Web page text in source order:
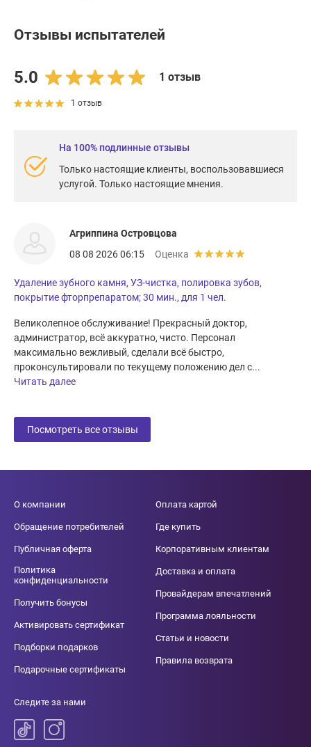
Отзывы испытателей
5.0 1 отзыв
1 отзыв
На 100% подлинные отзывы
Только настоящие клиенты, воспользовавшиеся
услугой. Только настоящие мнения.
Агриппина Островцова
08 08 2026 06:15
Оценка
Удаление зубного камня, УЗ-чистка, полировка зубов,
покрытие фторпрепаратом; 30 мин., для 1 чел.
Великолепное обслуживание! Прекрасный доктор,
администратор, всё аккуратно, чисто. Персонал
максимально вежливый, сделали всё быстро,
проконсультировали по текущему положению дел с...
Читать далее
Посмотреть все отзывы
О компании
Обращение потребителей
Публичная оферта
Политика
конфиденциальности
Получить бонусы
Активировать сертификат
Подборки подарков
Подарочные сертификаты
Оплата картой
Где купить
Корпоративным клиентам
Доставка и оплата
Провайдерам впечатлений
Программа лояльности
Статьи и новости
Правила возврата
Следите за нами